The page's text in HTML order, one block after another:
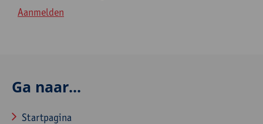
Aanmelden
Ga naar...
Startpagina